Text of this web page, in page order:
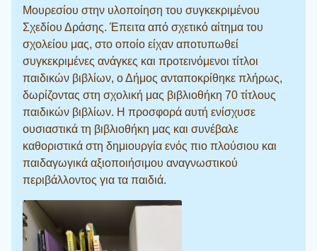
Μουρεσίου στην υλοποίηση του συγκεκριμένου
Σχεδίου Δράσης. Έπειτα από σχετικό αίτημα του
σχολείου μας, στο οποίο είχαν αποτυπωθεί
συγκεκριμένες ανάγκες και προτεινόμενοι τίτλοι
παιδικών βιβλίων, ο Δήμος ανταποκρίθηκε πλήρως,
δωρίζοντας στη σχολική μας βιβλιοθήκη 70 τίτλους
παιδικών βιβλίων. Η προσφορά αυτή ενίσχυσε
ουσιαστικά τη βιβλιοθήκη μας και συνέβαλε
καθοριστικά στη δημιουργία ενός πιο πλούσιου και
παιδαγωγικά αξιοποιήσιμου αναγνωστικού
περιβάλλοντος για τα παιδιά.